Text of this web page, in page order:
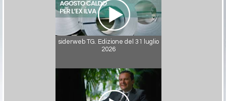
siderweb TG. Edizione del 31 luglio
2026